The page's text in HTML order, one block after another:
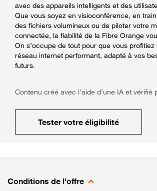
avec des appareils intelligents et des
Que vous soyez en visioconférence, en
des fichiers volumineux ou de piloter votre
connectée, la fiabilité de la Fibre Orange
On s’occupe de tout pour que vous profitiez
réseau internet performant, adapté à vos
futurs.
Contenu créé avec l’aide d’une IA et vérifié
Tester votre éligibilité
Conditions de l'offre